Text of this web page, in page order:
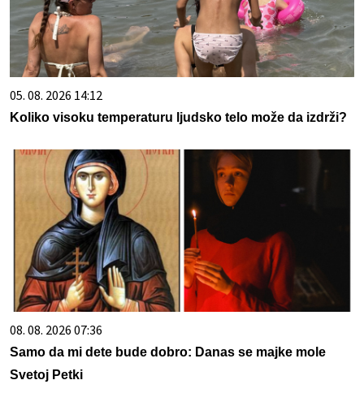
05. 08. 2026 14:12
Koliko visoku temperaturu ljudsko telo može da izdrži?
08. 08. 2026 07:36
Samo da mi dete bude dobro: Danas se majke mole
Svetoj Petki